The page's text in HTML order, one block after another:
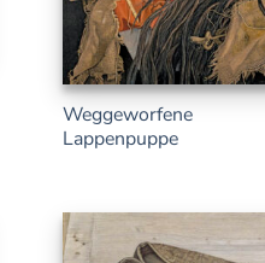
Weggeworfene
Lappenpuppe